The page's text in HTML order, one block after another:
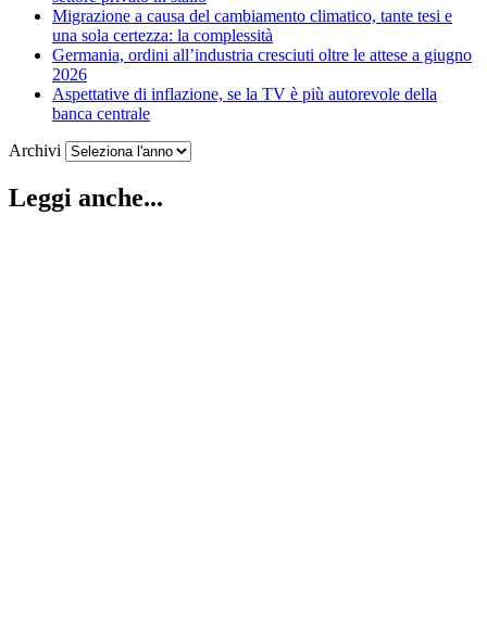
Migrazione a causa del cambiamento climatico, tante tesi e
una sola certezza: la complessità
Germania, ordini all’industria cresciuti oltre le attese a giugno
2026
Aspettative di inflazione, se la TV è più autorevole della
banca centrale
Archivi
Leggi anche...